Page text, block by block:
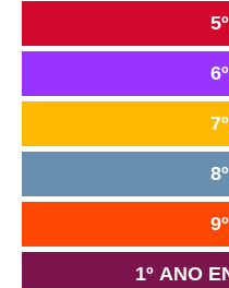
1º ANO